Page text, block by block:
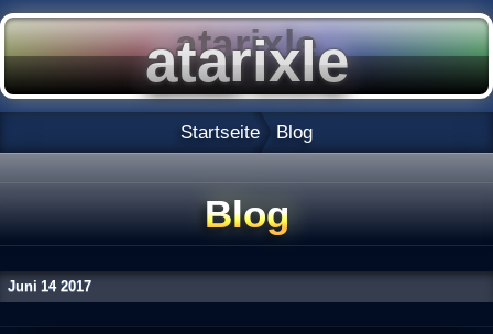
Startseite Blog
Blog
Juni 14 2017